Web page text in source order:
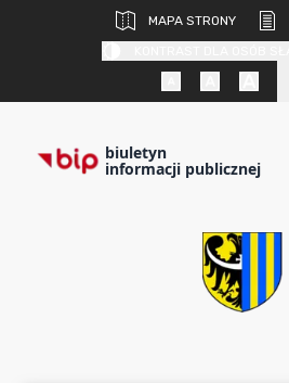
MAPA STRONY
biuletyn
informacji publicznej